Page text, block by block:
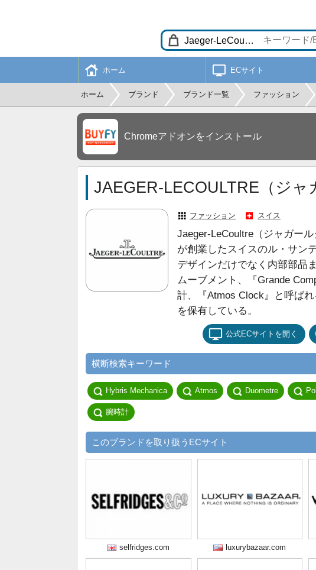
ホーム ECサイト
ホーム ブランド ブランド一覧 ファッション
Chromeアドオンをインストール
JAEGER-LECOULTRE（ジャ
ファッション スイス
Jaeger-LeCoultre（ジャガー
が創業したスイスのル・サン
デザインだけでなく内部部品
ムーブメント、『Grande
計、『Atmos Clock』と呼ば
を保有している。
公式ECサイトを開く
横断検索キーワード
Hybris Mechanica Atmos Duometre
腕時計
このブランドを取り扱うECサイト
selfridges.com luxurybazaar.com